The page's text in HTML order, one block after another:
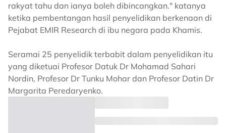
rakyat tahu dan ianya boleh dibincangkan." katanya
ketika pembentangan hasil penyelidikan berkenaan di
Pejabat EMIR Research di ibu negara pada Khamis.
Seramai 25 penyelidik terbabit dalam penyelidikan itu
yang diketuai Profesor Datuk Dr Mohamad Sahari
Nordin, Profesor Dr Tunku Mohar dan Profesor Datin Dr
Margarita Peredaryenko.